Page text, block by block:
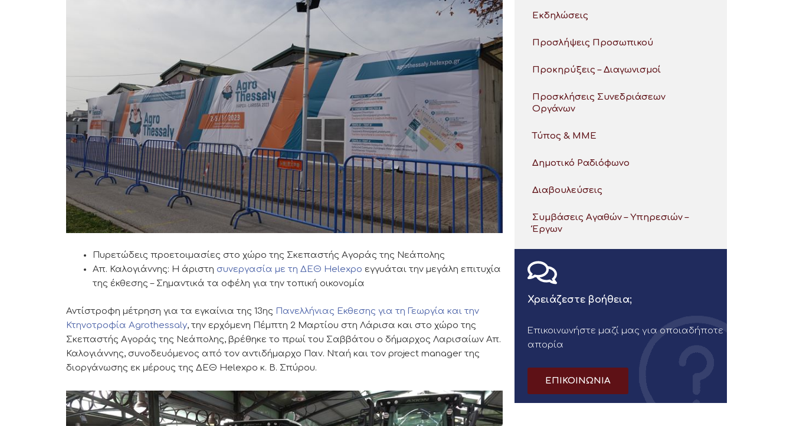
Πυρετώδεις προετοιμασίες στο χώρο της Σκεπαστής Αγοράς της Νεάπολης
Απ. Καλογιάννης: Η άριστη συνεργασία με τη ΔΕΘ Ηelexpo εγγυάται την μεγάλη επιτυχία
της έκθεσης – Σημαντικά τα οφέλη για την τοπική οικονομία
Αντίστροφη μέτρηση για τα εγκαίνια της 13ης Πανελλήνιας Εκθεσης για τη Γεωργία και την
Κτηνοτροφία Agrothessaly, την ερχόμενη Πέμπτη 2 Μαρτίου στη Λάρισα και στο χώρο της
Σκεπαστής Αγοράς της Νεάπολης, βρέθηκε το πρωί του Σαββάτου ο δήμαρχος Λαρισαίων Απ.
Καλογιάννης, συνοδευόμενος από τον αντιδήμαρχο Παν. Νταή και τον project manager της
διοργάνωσης εκ μέρους της ΔΕΘ Helexpo κ. Β. Σπύρου.
Εκδηλώσεις
Προσλήψεις Προσωπικού
Προκηρύξεις – Διαγωνισμοί
Προσκλήσεις Συνεδριάσεων
Οργάνων
Τύπος & ΜΜΕ
Δημοτικό Ραδιόφωνο
Διαβουλεύσεις
Συμβάσεις Αγαθών – Υπηρεσιών –
Έργων
Χρειάζεστε βοήθεια;
Επικοινωνήστε μαζί μας για οποιαδήποτε
απορία
ΕΠΙΚΟΙΝΩΝΙΑ